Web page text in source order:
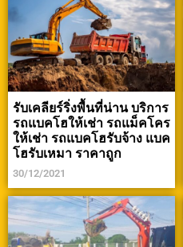
รับเคลียร์ริ่งพื้นที่น่าน บริการ
รถแบคโฮให้เช่า รถแม็คโคร
ให้เช่า รถแบคโฮรับจ้าง แบค
โฮรับเหมา ราคาถูก
30/12/2021